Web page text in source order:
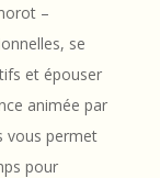
–
se
et épouser
animée par
vous permet
pour